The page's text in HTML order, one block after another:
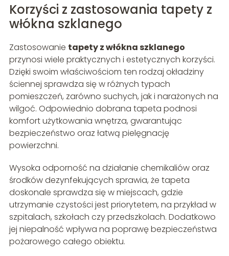
Korzyści z zastosowania tapety z
włókna szklanego
Zastosowanie tapety z włókna szklanego
przynosi wiele praktycznych i estetycznych korzyści.
Dzięki swoim właściwościom ten rodzaj okładziny
ściennej sprawdza się w różnych typach
pomieszczeń, zarówno suchych, jak i narażonych na
wilgoć. Odpowiednio dobrana tapeta podnosi
komfort użytkowania wnętrza, gwarantując
bezpieczeństwo oraz łatwą pielęgnację
powierzchni.
Wysoka odporność na działanie chemikaliów oraz
środków dezynfekujących sprawia, że tapeta
doskonale sprawdza się w miejscach, gdzie
utrzymanie czystości jest priorytetem, na przykład w
szpitalach, szkołach czy przedszkolach. Dodatkowo
jej niepalność wpływa na poprawę bezpieczeństwa
pożarowego całego obiektu.